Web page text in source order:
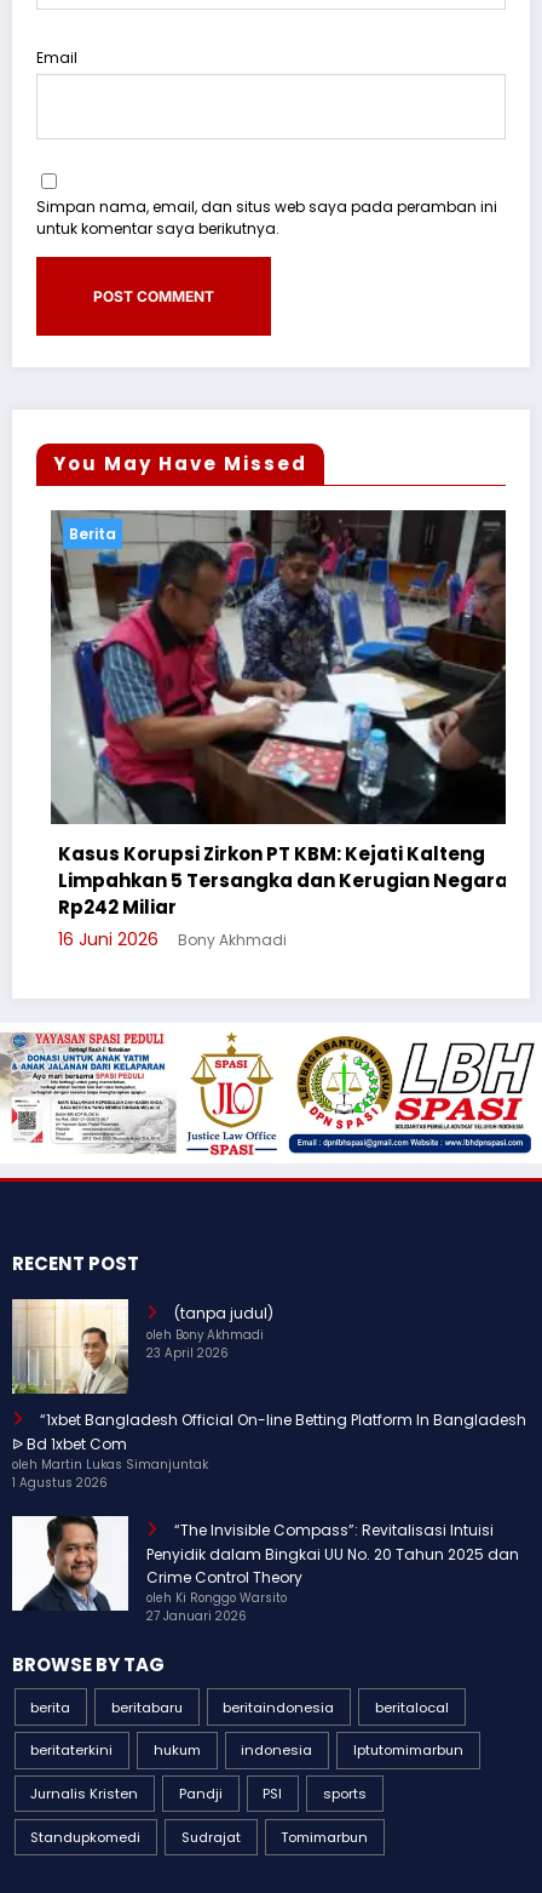
Email
Simpan nama, email, dan situs web saya pada peramban ini
untuk komentar saya berikutnya.
You May Have Missed
Zirkon PT KBM: Kejati Kalteng
5 Tersangka dan Kerugian Negara
Bony Akhmadi
Berita
Cegah
RECENT POST
(tanpa judul)
oleh Bony Akhmadi
23 April 2026
“1xbet Bangladesh Official On-line Betting Platform In Bangladesh
ᐉ Bd 1xbet Com
oleh Martin Lukas Simanjuntak
1 Agustus 2026
“The Invisible Compass”: Revitalisasi Intuisi
Penyidik dalam Bingkai UU No. 20 Tahun 2025 dan
Crime Control Theory
oleh Ki Ronggo Warsito
27 Januari 2026
BROWSE BY TAG
berita beritabaru beritaindonesia beritalocal
beritaterkini hukum indonesia Iptutomimarbun
Jurnalis Kristen Pandji PSI sports
Standupkomedi Sudrajat Tomimarbun